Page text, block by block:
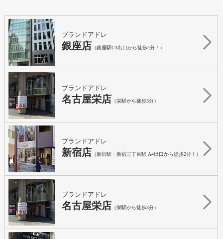
ブランドアドレ
銀座店 （銀座駅C3出口から徒歩4分！）
ブランドアドレ
名古屋栄店 （栄駅から徒歩3分）
ブランドアドレ
新宿店 （新宿駅・新宿三丁目駅 A4出口から徒歩2分！）
ブランドアドレ
名古屋栄店 （栄駅から徒歩3分）